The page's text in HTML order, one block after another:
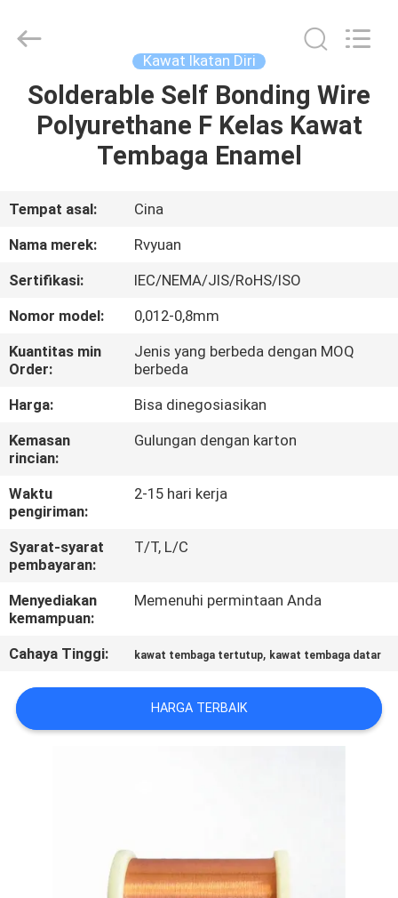
RUMAH
VIDEO
KITA
WISATA
PABRIK
KONTROL
KUALITAS
HUBUNGI
KAMI
BERITA
QUOTE
REQUEST
SUATU
Material
Co,.Ltd.
Reserved.
Kawat Ikatan Diri
Solderable Self Bonding Wire
Polyurethane F Kelas Kawat
Tembaga Enamel
Tempat asal:
Cina
Nama merek:
Rvyuan
Sertifikasi:
IEC/NEMA/JIS/RoHS/ISO
Nomor model:
0,012-0,8mm
Kuantitas min
Order:
Jenis yang berbeda dengan MOQ
berbeda
Harga:
Bisa dinegosiasikan
Kemasan
rincian:
Gulungan dengan karton
Waktu
pengiriman:
2-15 hari kerja
Syarat-syarat
pembayaran:
T/T, L/C
Menyediakan
kemampuan:
Memenuhi permintaan Anda
Cahaya Tinggi: kawat tembaga tertutup, kawat tembaga datar
HARGA TERBAIK